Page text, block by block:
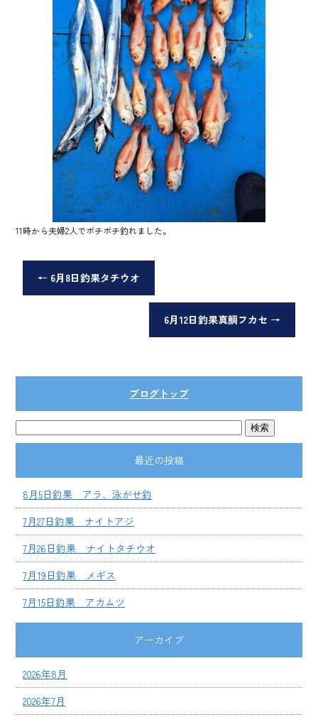
11時から夫婦2人でボチボチ釣れました。
← 6月8日釣果タチウオ
6月12日釣果真鯛フカセ →
ブログトップ
最近の投稿
8月5日釣果 アラ、泳がせ釣
7月27日釣果 ナイトアジ
7月26日釣果 ナイトタチウオ
7月19日釣果 メギス
7月15日釣果 アカムツ
アーカイブ
2026年8月
2026年7月